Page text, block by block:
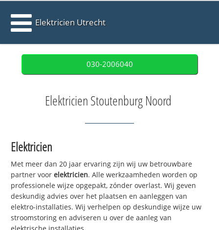
Elektricien Utrecht
030-2006040
Elektricien Stoutenburg Noord
Elektricien
Met meer dan 20 jaar ervaring zijn wij uw betrouwbare
partner voorelektricien. Alle werkzaamheden worden op
professionele wijze opgepakt, zónder overlast. Wij geven
deskundig advies over het plaatsen en aanleggen van
elektro-installaties. Wij verhelpen op deskundige wijze uw
stroomstoring en adviseren u over de aanleg van